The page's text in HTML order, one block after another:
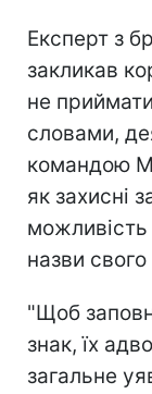
Експерт з
закликав
не
словами,
командою
як захисні
можливість
назви
"Щоб
знак, їх
загальне